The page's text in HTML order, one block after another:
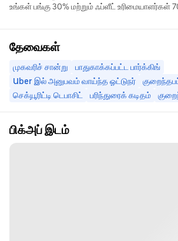
உங்கள் பங்கு 30% மற்றும் ஃப்ளீட் உரிமையாளர்கள்
தேவைகள்
முகவரிச் சான்று
பாதுகாக்கப்பட்ட பார்க்கிங்
Uber இல் அனுபவம் வாய்ந்த ஓட்டுநர்
செக்யூரிட்டி டெபாசிட்
பரிந்துரைக் கடிதம்
பிக்அப் இடம்